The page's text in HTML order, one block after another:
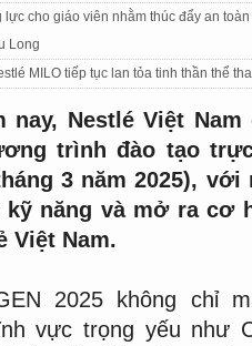
cho giáo viên nhằm thúc đẩy an
Long
MILO tiếp tục lan tỏa tinh thần thể
nay, Nestlé Việt
trình đào tạo
3 năm 2025),
kỹ năng và mở ra cơ
Việt Nam.
2025 không chỉ
vực trọng yếu như